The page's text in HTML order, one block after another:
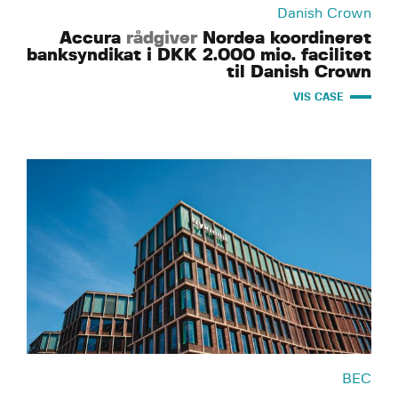
Danish Crown
Accura rådgiverNordea koordineret
banksyndikat i DKK 2.000 mio. facilitet
til Danish Crown
VIS CASE
BEC